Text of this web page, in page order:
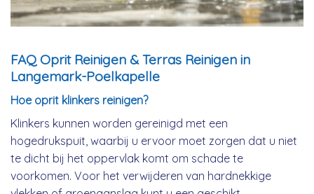
FAQ Oprit Reinigen & Terras Reinigen in
Langemark-Poelkapelle
Hoe oprit klinkers reinigen?
Klinkers kunnen worden gereinigd met een
hogedrukspuit, waarbij u ervoor moet zorgen dat u niet
te dicht bij het oppervlak komt om schade te
voorkomen. Voor het verwijderen van hardnekkige